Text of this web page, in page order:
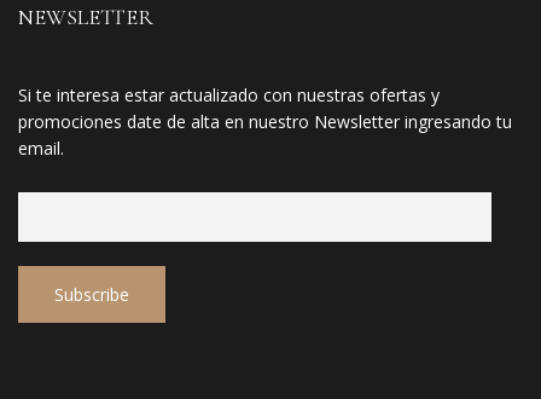
NEWSLETTER
Si te interesa estar actualizado con nuestras ofertas y
promociones date de alta en nuestro Newsletter ingresando tu
email.